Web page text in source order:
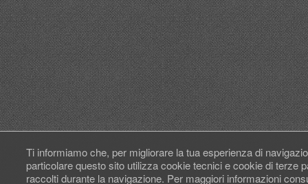
Ti informiamo che, per migliorare la tua esperienza di
particolare questo sito utilizza cookie tecnici e cookie di terze
raccolti durante la navigazione. Per maggiori informazioni